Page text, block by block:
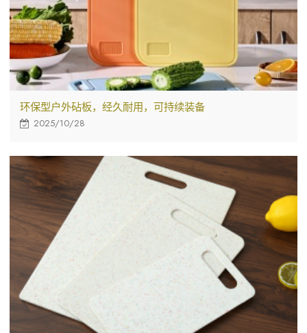
环保型户外砧板，经久耐用，可持续装备
2025/10/28